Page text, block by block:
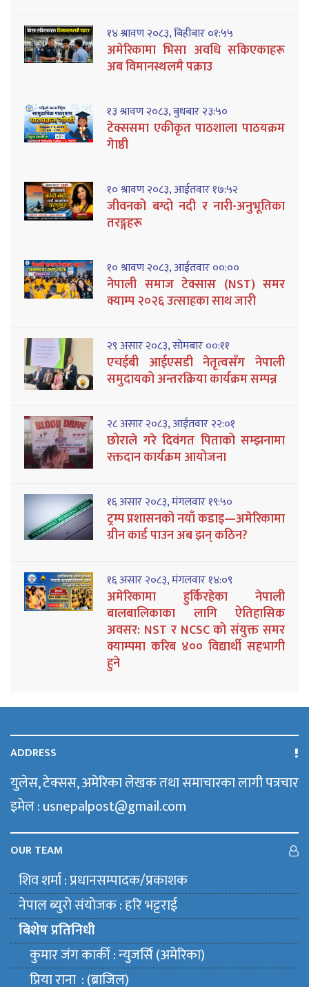
१४ श्रावण २०८३, बिहीबार ०१:५५
अमेरिकामा भिसा अवधि सकिएकाहरू
अब विमानस्थलमै पक्राउ
१३ श्रावण २०८३, बुधबार २३:५०
टेक्ससमा एकीकृत पाठशाला पाठयक्रम
गेाष्ठी
१० श्रावण २०८३, आईतवार १७:५२
जीवनको बग्दो नदी र नारी-अनुभूतिका
तरङ्गहरू
१० श्रावण २०८३, आईतवार ००:००
नेपाली समाज टेक्सास (NST) समर
क्याम्प २०२६ उत्साहका साथ जारी
२९ असार २०८३, सोमबार ००:११
एचईबी आईएसडी नेतृत्वसँग नेपाली
समुदायको अन्तरक्रिया कार्यक्रम सम्पन्न
२८ असार २०८३, आईतवार २२:०१
छोराले गरे दिवंगत पिताको सम्झनामा
रक्तदान कार्यक्रम आयोजना
१६ असार २०८३, मंगलवार १९:५०
ट्रम्प प्रशासनको नयाँ कडाइ—अमेरिकामा
ग्रीन कार्ड पाउन अब झन् कठिन?
१६ असार २०८३, मंगलवार १४:०९
अमेरिकामा हुर्किरहेका नेपाली
बालबालिकाका लागि ऐतिहासिक
अवसर: NST र NCSC को संयुक्त समर
क्याम्पमा करिब ४०० विद्यार्थी सहभागी
हुने
ADDRESS
युलेस, टेक्सस, अमेरिका लेखक तथा समाचारका लागी पत्रचार
इमेल : usnepalpost@gmail.com
OUR TEAM
शिव शर्मा : प्रधानसम्पादक/प्रकाशक
नेपाल ब्युराे संयाेजक : हरि भट्टराई
बिशेष प्रतिनिधी
कुमार जंग कार्की : न्युजर्सि (अमेरिका)
प्रिया राना : (ब्राजिल)